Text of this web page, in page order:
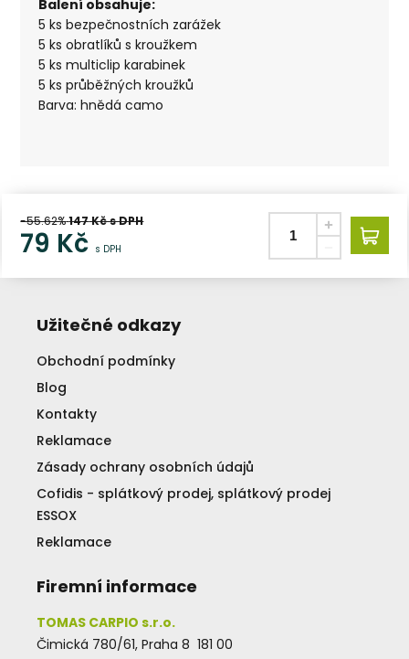
Balení obsahuje:
5 ks bezpečnostních zarážek
5 ks obratlíků s kroužkem
5 ks multiclip karabinek
5 ks průběžných kroužků
Barva: hnědá camo
-55.62%147Kč s DPH
79 Kč s DPH
Užitečné odkazy
Obchodní podmínky
Blog
Kontakty
Reklamace
Zásady ochrany osobních údajů
Cofidis - splátkový prodej, splátkový prodej
ESSOX
Reklamace
Firemní informace
TOMAS CARPIO s.r.o.
Čimická 780/61, Praha 8 181 00